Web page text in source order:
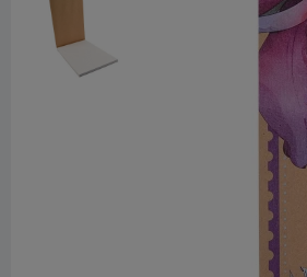
Сувенірна продукція
Друк